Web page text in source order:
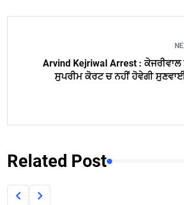
Arvind Kejriwal Arrest :
ਸੁਪਰੀਮ ਕੋਰਟ ਚ ਨਹੀਂ ਹੋਵੇਗੀ
Related Post